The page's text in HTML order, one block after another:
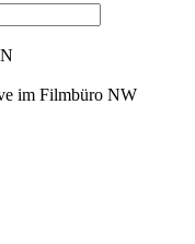
im Filmbüro NW